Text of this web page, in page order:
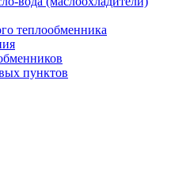
теплообменника
пунктов